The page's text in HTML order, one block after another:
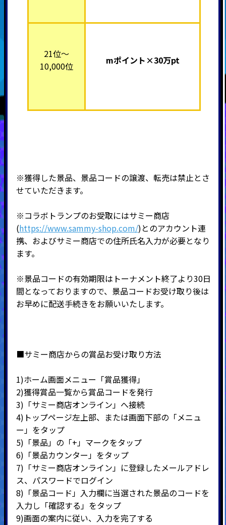
21位～
10,000位
mポイント×30万pt
※獲得した景品、景品コードの譲渡、転売は禁止とさ
せていただきます。
※コラボトランプのお受取にはサミー商店
(https://www.sammy-shop.com/)とのアカウント連
携、およびサミー商店での住所氏名入力が必要となり
ます。
※景品コードの有効期限はトーナメント終了より30日
間となっておりますので、景品コードお受け取り後は
お早めに配送手続きをお願いいたします。
■サミー商店からの賞品お受け取り方法
1)ホーム画面メニュー「賞品獲得」
2)獲得賞品一覧から賞品コードを発行
3) 「サミー商店オンライン」へ接続
4) トップページ左上部、または画面下部の「メニュ
ー」をタップ
5) 「景品」の「+」マークをタップ
6) 「景品カウンター」をタップ
7) 「サミー商店オンライン」に登録したメールアドレ
ス、パスワードでログイン
8) 「景品コード」入力欄に当選された景品のコードを
入力し「確認する」をタップ
9)画面の案内に従い、入力を完了する